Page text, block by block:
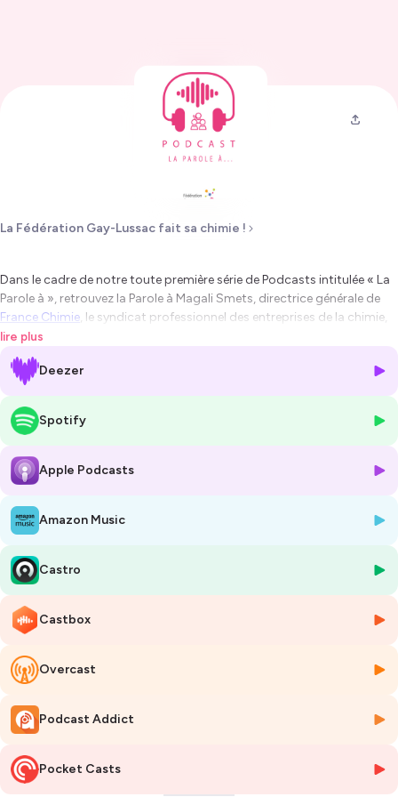
La Fédération Gay-Lussac fait sa chimie !
Dans le cadre de notre toute première série de Podcasts intitulée « La
Parole à », retrouvez la Parole à Magali Smets, directrice générale de
France Chimie , le syndicat professionnel des entreprises de la chimie,
membre de la Fédération Gay-Lussac.
Un discours très riche, des réponses pertinentes qui place le secteur
défis de notre société pour un monde plus durable.
autour de la chimie, de ses métiers, de ses filières de formation. Des
podcasts qui vous feront découvrir la richesse, la variété des acteurs
de ce qui font ce secteur. Des podcasts qui vous emmèneront aussi
au cœur de cet univers, de la science exaltante et de ses applications
Hébergé par Ausha. Visitez
pour plus d'informations.
lire plus
Deezer
Spotify
Apple Podcasts
Amazon Music
Castro
Castbox
Overcast
Podcast Addict
Pocket Casts